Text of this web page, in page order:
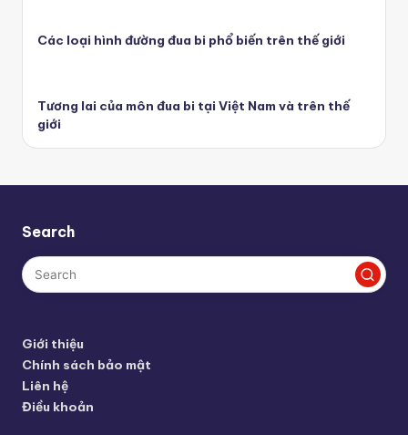
Các loại hình đường đua bi phổ biến trên thế giới
Tương lai của môn đua bi tại Việt Nam và trên thế
giới
Search
Giới thiệu
Chính sách bảo mật
Liên hệ
Điều khoản